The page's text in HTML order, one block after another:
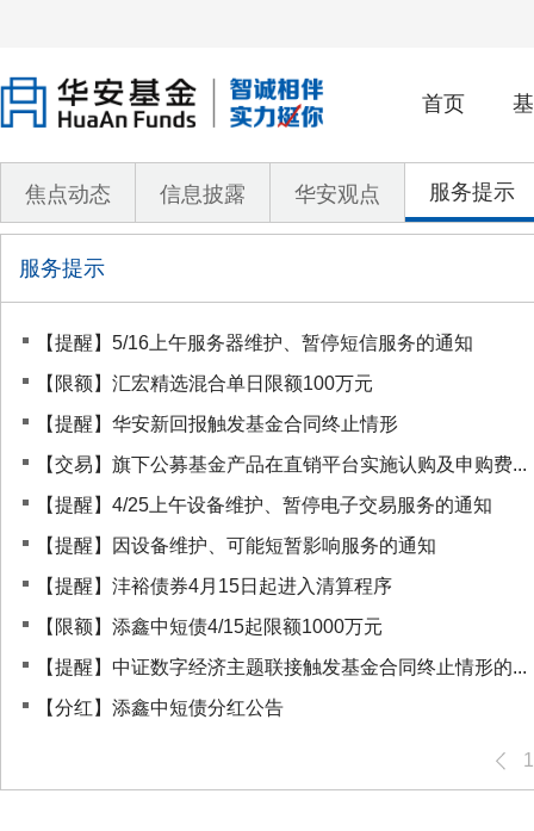
首页
焦点动态 信息披露 华安观点 服务提示
服务提示
【提醒】5/16上午服务器维护、暂停短信服务的通知
【限额】汇宏精选混合单日限额100万元
【提醒】华安新回报触发基金合同终止情形
【交易】旗下公募基金产品在直销平台实施认购及申购费...
【提醒】4/25上午设备维护、暂停电子交易服务的通知
【提醒】因设备维护、可能短暂影响服务的通知
【提醒】沣裕债券4月15日起进入清算程序
【限额】添鑫中短债4/15起限额1000万元
【提醒】中证数字经济主题联接触发基金合同终止情形的...
【分红】添鑫中短债分红公告
1